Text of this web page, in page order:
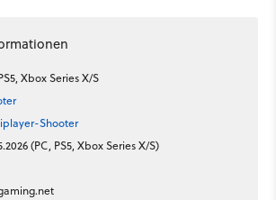
Xbox Series X/S
Shooter
(PC, PS5, Xbox Series X/S)